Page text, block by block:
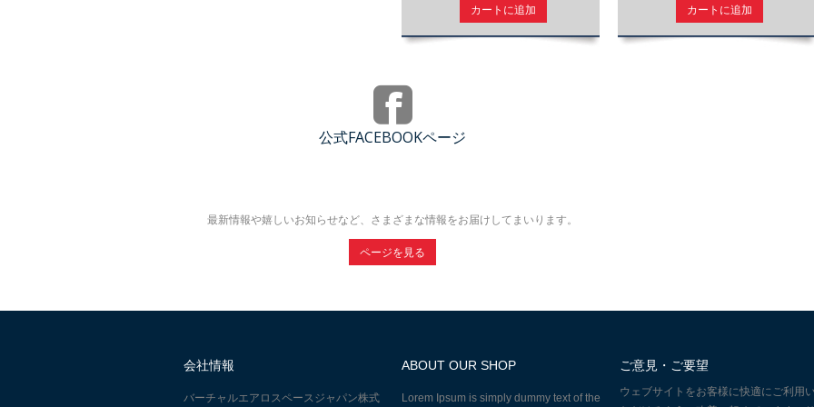
カートに追加 カートに追加
公式FACEBOOKページ
最新情報や嬉しいお知らせなど、さまざまな情報をお届けしてまいります。
ページを見る
会社情報
バーチャルエアロスペースジャパン株式
ABOUT OUR SHOP
Lorem Ipsum is simply dummy text of the
ご意見・ご要望
ウェブサイトをお客様に快適にご利用